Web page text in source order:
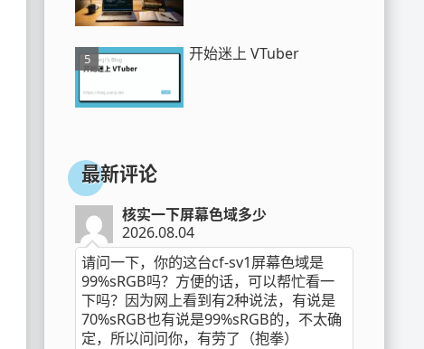
开始迷上 VTuber
最新评论
核实一下屏幕色域多少
2026.08.04
请问一下，你的这台cf-sv1屏幕色域是
99%sRGB吗？方便的话，可以帮忙看一
下吗？因为网上看到有2种说法，有说是
70%sRGB也有说是99%sRGB的，不太确
定，所以问问你，有劳了（抱拳）